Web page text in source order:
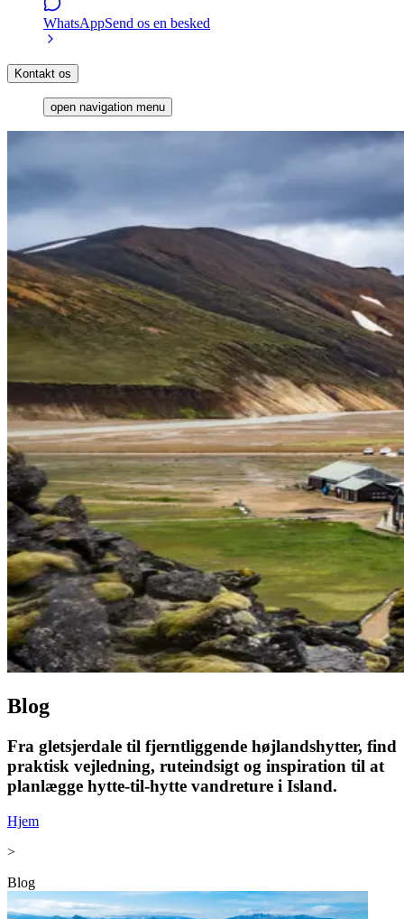
WhatsAppSend os en besked
Kontakt os
open navigation menu
Blog
Fra gletsjerdale til fjerntliggende højlandshytter, find
praktisk vejledning, ruteindsigt og inspiration til at
planlægge hytte-til-hytte vandreture i Island.
Hjem
>
Blog